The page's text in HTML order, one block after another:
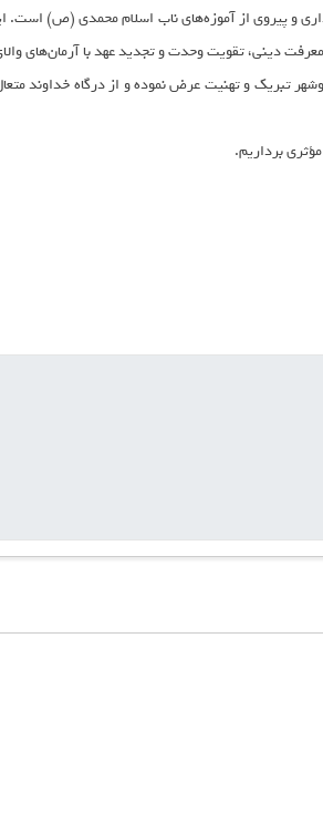
و پیروی از آموزه‌های ناب اسلام محمدی (ص) است.
دینی، تقویت وحدت و تجدید عهد با آرمان‌های
تبریک و تهنیت عرض نموده و از درگاه خداوند
برداریم.